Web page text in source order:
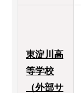
東淀川高
等学校
（外部サ